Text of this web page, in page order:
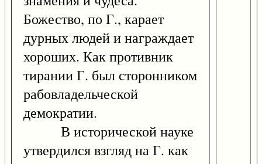
Божество, по Г., карает
дурных людей и награждает
хороших. Как противник
тирании Г. был сторонником
рабовладельческой
демократии.
В исторической науке
утвердился взгляд на Г. как